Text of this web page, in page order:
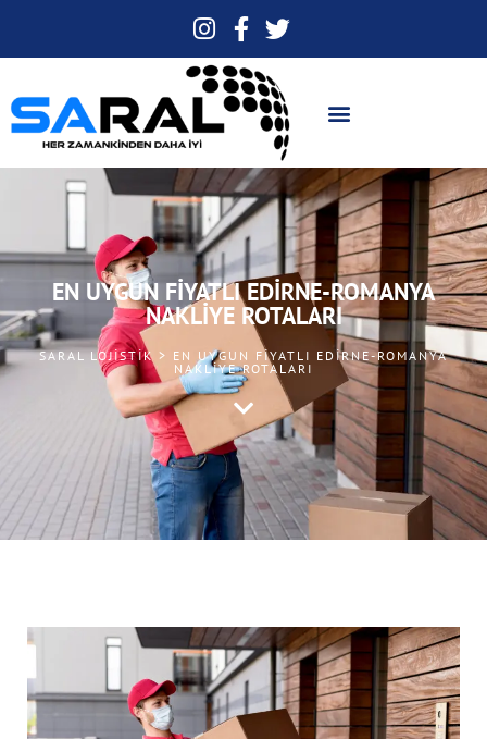
EN UYGUN FIYATLI EDIRNE-ROMANYA
NAKLIYE ROTALARI
SARAL LOJISTIK > EN UYGUN FIYATLI EDIRNE-ROMANYA
NAKLIYE ROTALARI